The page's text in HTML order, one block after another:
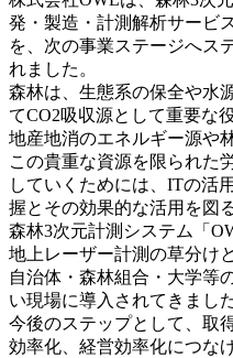
発・製造・計測解析サービ
を、次の事業ステージへス
れました。
森林は、生態系の保全や水
てCO2吸収源として重要な
地産地消のエネルギー源や
この貴重な資源を限られた
していくためには、ITの活
握とその効果的な活用を図
森林3次元計測システム「
地上レーザー計測の草分け
自治体・森林組合・大学等
い現場に導入されてきました
今後のステップとして、取
効率化、経営効率化につな